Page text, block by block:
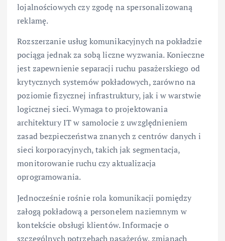
lojalnościowych czy zgodę na spersonalizowaną
reklamę.
Rozszerzanie usług komunikacyjnych na pokładzie
pociąga jednak za sobą liczne wyzwania. Konieczne
jest zapewnienie separacji ruchu pasażerskiego od
krytycznych systemów pokładowych, zarówno na
poziomie fizycznej infrastruktury, jak i w warstwie
logicznej sieci. Wymaga to projektowania
architektury IT w samolocie z uwzględnieniem
zasad bezpieczeństwa znanych z centrów danych i
sieci korporacyjnych, takich jak segmentacja,
monitorowanie ruchu czy aktualizacja
oprogramowania.
Jednocześnie rośnie rola komunikacji pomiędzy
załogą pokładową a personelem naziemnym w
kontekście obsługi klientów. Informacje o
szczególnych potrzebach pasażerów, zmianach